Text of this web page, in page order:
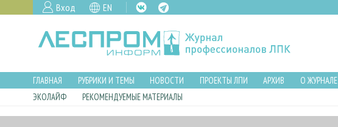
Вход EN
ГЛАВНАЯ РУБРИКИ И ТЕМЫ НОВОСТИ ПРОЕКТЫ ЛПИ АРХИВ О ЖУРНАЛЕ
ЭКОЛАЙФ
РЕКОМЕНДУЕМЫЕ МАТЕРИАЛЫ